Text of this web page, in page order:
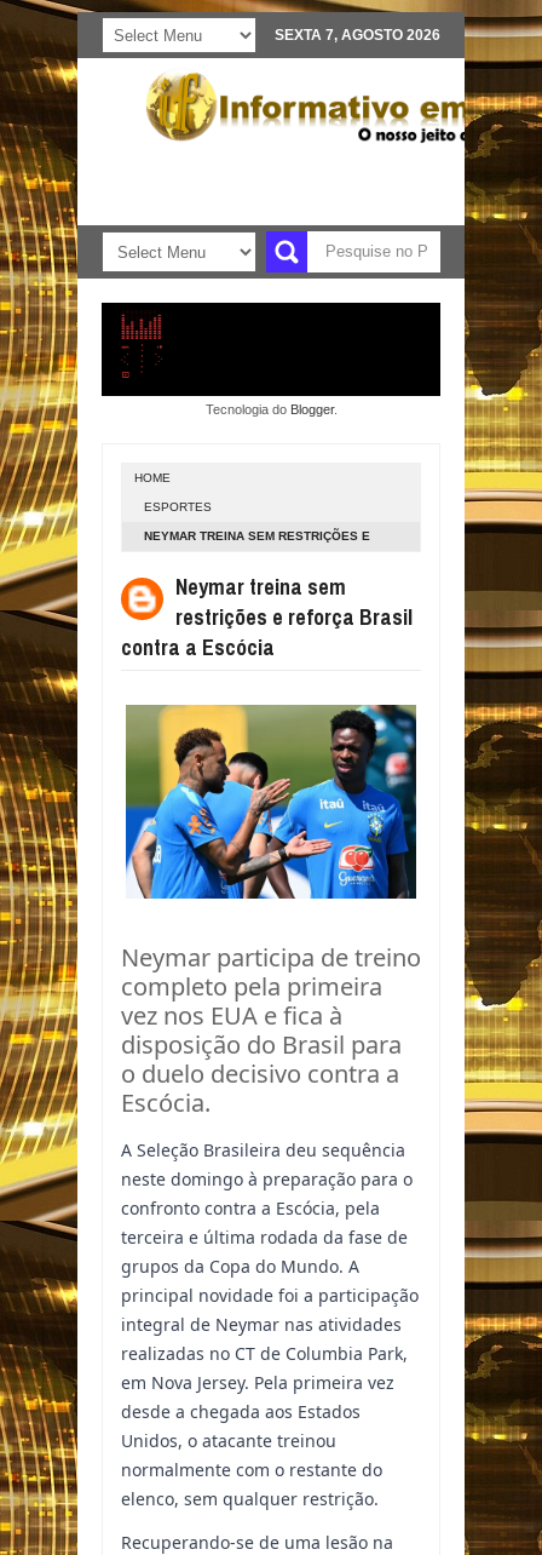
SEXTA 7, AGOSTO 2026
Tecnologia do Blogger.
HOME
ESPORTES
NEYMAR TREINA SEM RESTRIÇÕES E
Neymar treina sem
restrições e reforça Brasil
contra a Escócia
Neymar participa de treino
completo pela primeira
vez nos EUA e fica à
disposição do Brasil para
o duelo decisivo contra a
Escócia.
A Seleção Brasileira deu sequência
neste domingo à preparação para o
confronto contra a Escócia, pela
terceira e última rodada da fase de
grupos da Copa do Mundo. A
principal novidade foi a participação
integral de Neymar nas atividades
realizadas no CT de Columbia Park,
em Nova Jersey. Pela primeira vez
desde a chegada aos Estados
Unidos, o atacante treinou
normalmente com o restante do
elenco, sem qualquer restrição.
Recuperando-se de uma lesão na